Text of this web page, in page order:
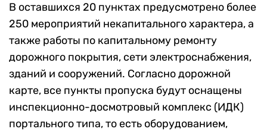
В оставшихся 20 пунктах предусмотрено более
250 мероприятий некапитального характера, а
также работы по капитальному ремонту
дорожного покрытия, сети электроснабжения,
зданий и сооружений. Согласно дорожной
карте, все пункты пропуска будут оснащены
инспекционно-досмотровый комплекс (ИДК)
портального типа, то есть оборудованием,